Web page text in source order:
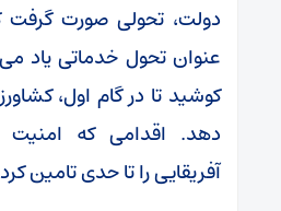
دولت، تحولی صورت گرفت
عنوان تحول خدماتی یاد
کوشید تا در گام اول،
دهد. اقدامی که
آفریقایی را تا حدی تامین